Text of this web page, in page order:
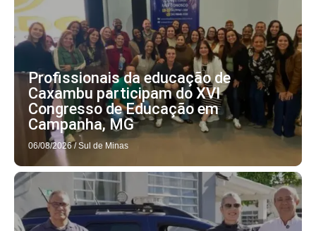
Profissionais da educação de
Caxambu participam do XVI
Congresso de Educação em
Campanha, MG
06/08/2026 / Sul de Minas